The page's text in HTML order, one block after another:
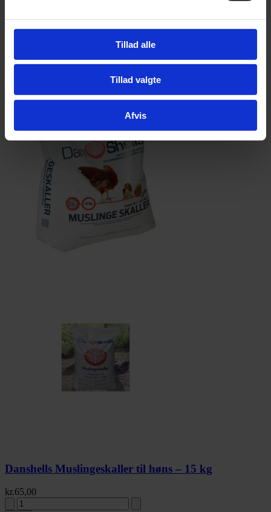
Tillad alle
Tillad valgte
Afvis
Afskallet Solsikke – 14 kg
Danshells Muslingeskaller til høns – 15 kg
kr.65,00